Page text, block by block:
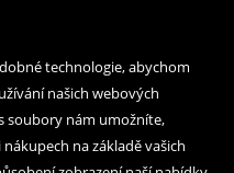
technologie, abychom
našich webových
soubory nám umožníte,
na základě vašich